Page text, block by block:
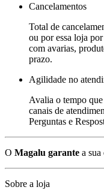
Cancelamentos
Total de
ou por essa loja
com avarias,
prazo.
Agilidade no
Avalia o tempo
canais de
Perguntas e
O Magalu garante a
Sobre a loja